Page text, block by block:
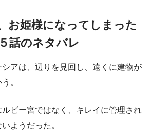
お姫様になってしまった
話のネタバレ
アは、辺りを見回し、遠くに建物が
。
ビー宮ではなく、キレイに管理され
ようだった。